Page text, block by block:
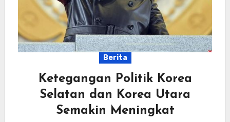
Berita
Ketegangan Politik Korea
Selatan dan Korea Utara
Semakin Meningkat